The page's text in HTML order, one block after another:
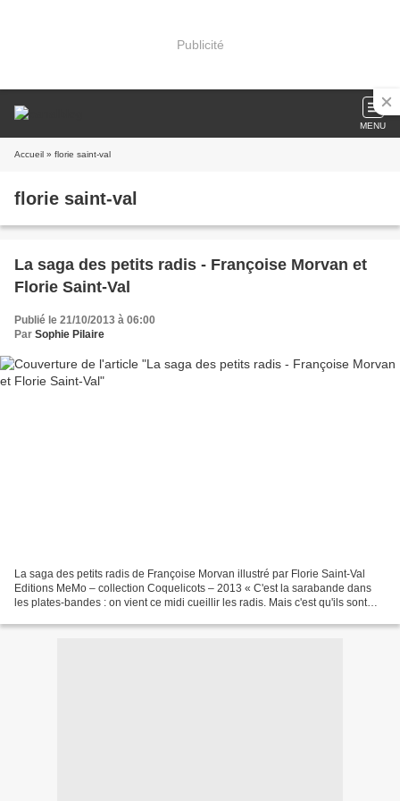
Publicité
MENU
Accueil » florie saint-val
florie saint-val
La saga des petits radis - Françoise Morvan et
Florie Saint-Val
Publié le 21/10/2013 à 06:00
Par Sophie Pilaire
La saga des petits radis de Françoise Morvan illustré par Florie Saint-Val
Editions MeMo – collection Coquelicots – 2013 « C'est la sarabande dans
les plates-bandes : on vient ce midi cueillir les radis. Mais c'est qu'ils sont